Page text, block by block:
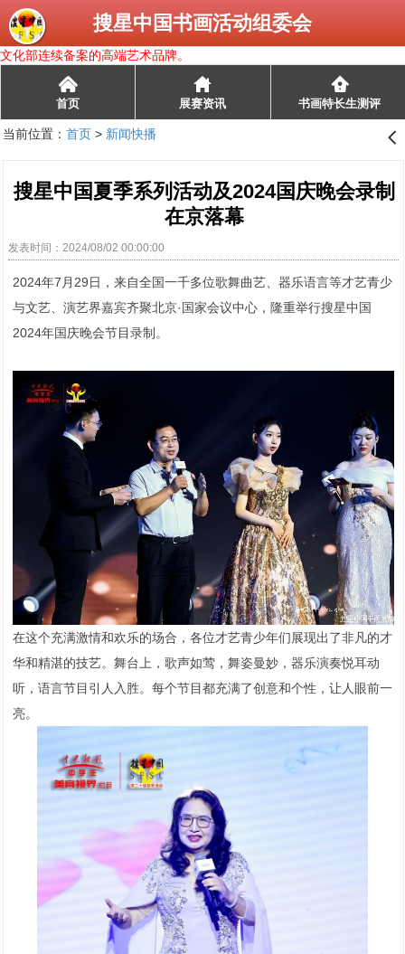
搜星中国书画活动组委会
文化部连续备案的高端艺术品牌。
󰄫
首页 展赛资讯 书画特长生测评
当前位置： 首页> 新闻快播 󰊒
搜星中国夏季系列活动及2024国庆晚会录制
在京落幕
发表时间：2024/08/02 00:00:00
2024年7月29日，来自全国一千多位歌舞曲艺、器乐语言等才艺青少
与文艺、演艺界嘉宾齐聚北京·国家会议中心，隆重举行搜星中国
2024年国庆晚会节目录制。
在这个充满激情和欢乐的场合，各位才艺青少年们展现出了非凡的才
华和精湛的技艺。舞台上，歌声如莺，舞姿曼妙，器乐演奏悦耳动
听，语言节目引人入胜。每个节目都充满了创意和个性，让人眼前一
亮。